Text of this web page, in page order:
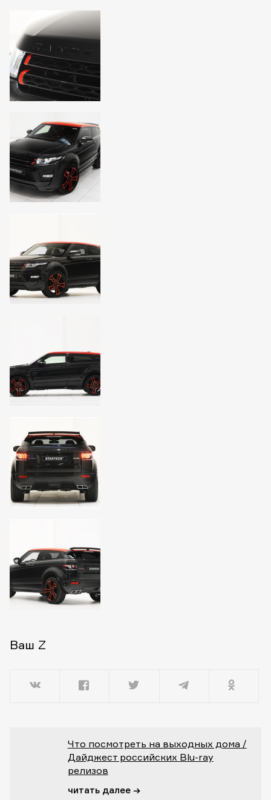
Ваш Z
Что посмотреть на выходных дома /
Дайджест российских Blu-ray
релизов
читать далее →